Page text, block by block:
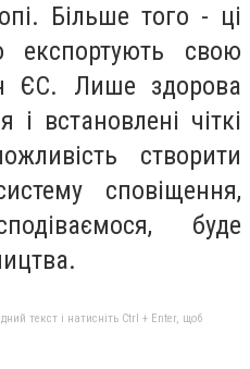
Більше того - ці
експортують свою
ЄС. Лише здорова
і встановлені чіткі
створити
сповіщення,
буде
текст і натисніть Ctrl + Enter, щоб